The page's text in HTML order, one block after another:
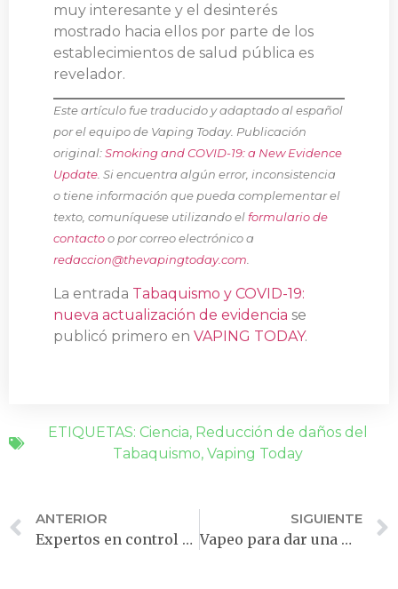
muy interesante y el desinterés
mostrado hacia ellos por parte de los
establecimientos de salud pública es
revelador.
Este artículo fue traducido y adaptado al español
por el equipo de Vaping Today. Publicación
original:Smoking and COVID-19: a New Evidence
Update . Si encuentra algún error, inconsistencia
o tiene información que pueda complementar el
texto, comuníquese utilizando elformulario de
contactoo por correo electrónico a
redaccion@thevapingtoday.com
La entrada Tabaquismo y COVID-19:
nueva actualización de evidencia se
publicó primero en VAPING TODAY.
ETIQUETAS: Ciencia, Reducción de daños del
Tabaquismo, Vaping Today
ANTERIOR
Expertos en control del tabaco se unen para dar un respaldo sin precedentes al vapeo
SIGUIENTE
Vapeo para dar una mejor calidad de vida a los pacientes con enfermedades mentales